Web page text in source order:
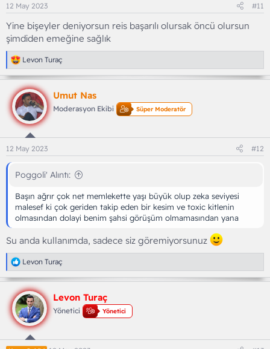
12 May 2023 #11
Yine bişeyler deniyorsun reis başarılı olursak öncü olursun
şimdiden emeğine sağlık
T
e
p
k
i
l
e
r
:
Levon Turaç
Umut Nas
Moderasyon Ekibi Süper Moderatör
12 May 2023 #12
Poggoli' Alıntı:
Başın ağrır çok net memlekette yaşı büyük olup zeka seviyesi
malesef ki çok geriden takip eden bir kesim ve toxic kitlenin
olmasından dolayi benim şahsi görüşüm olmamasından yana
Su anda kullanımda, sadece siz göremiyorsunuz
T
e
p
k
i
l
e
r
:
Levon Turaç
Levon Turaç
Yönetici Yönetici